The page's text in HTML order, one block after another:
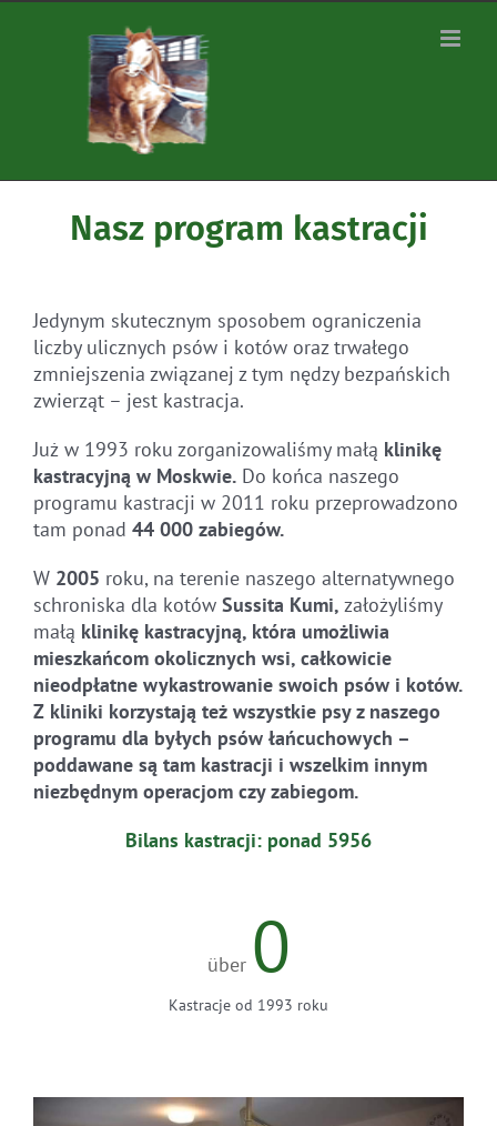
Nasz program kastracji
Jedynym skutecznym sposobem ograniczenia
liczby ulicznych psów i kotów oraz trwałego
zmniejszenia związanej z tym nędzy bezpańskich
zwierząt – jest kastracja.
Już w 1993 roku zorganizowaliśmy małą klinikę
kastracyjną w Moskwie.Do końca naszego
programu kastracji w 2011 roku przeprowadzono
tam ponad 44 000 zabiegów.
W 2005 roku, na terenie naszego alternatywnego
schroniska dla kotów Sussita Kumi, założyliśmy
małą klinikę kastracyjną, która umożliwia
mieszkańcom okolicznych wsi, całkowicie
nieodpłatne wykastrowanie swoich psów i kotów.
Z kliniki korzystają też wszystkie psy z naszego
programu dla byłych psów łańcuchowych –
poddawane są tam kastracji i wszelkim innym
niezbędnym operacjom czy zabiegom.
Bilans kastracji: ponad 5956
0
Kastracje od 1993 roku